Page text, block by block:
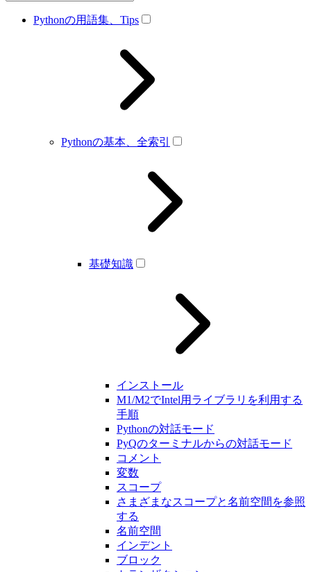
Pythonの用語集、Tips
Pythonの基本、全索引
基礎知識
インストール
M1/M2でIntel用ライブラリを利用する
手順
Pythonの対話モード
PyQのターミナルからの対話モード
コメント
変数
スコープ
さまざまなスコープと名前空間を参照
する
名前空間
インデント
ブロック